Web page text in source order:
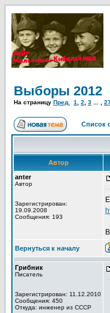
Выборы 2012
На страницу Пред. 1 2 3
Список
Автор
anter
Автор
Зарегистрирован:
19.09.2008
Сообщения: 193
Вернуться к началу
Грибник
Писатель
Зарегистрирован: 11.12.2010
Сообщения: 450
Откуда: инженер из СССР